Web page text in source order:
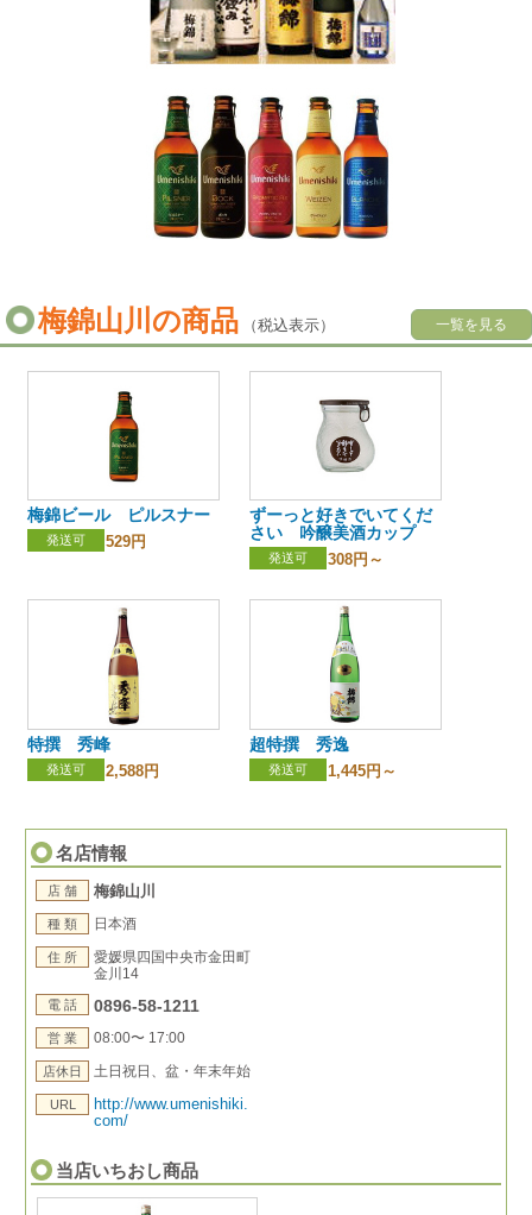
名店情報
店 舗 梅錦山川
種 類 日本酒
住 所
愛媛県四国中央市金田町
金川14
電 話 0896-58-1211
営 業 08:00〜 17:00
店休日 土日祝日、盆・年末年始
URL
http://www.umenishiki.
com/
当店いちおし商品
梅錦山川の商品 （税込表示） 一覧を見る
梅錦ビール ピルスナー
発送可 529円
ずーっと好きでいてくだ
さい 吟醸美酒カップ
発送可 308円～
特撰 秀峰
発送可 2,588円
超特撰 秀逸
発送可 1,445円～